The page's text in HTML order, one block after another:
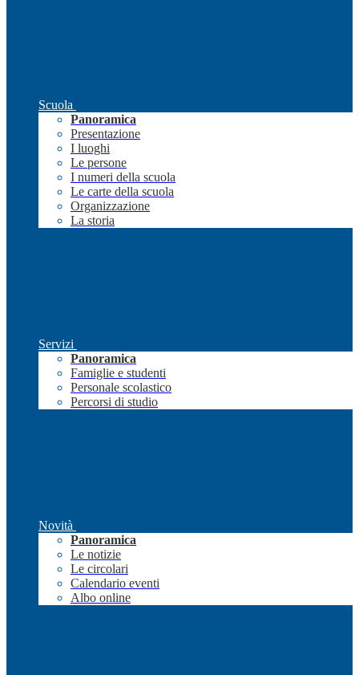
Scuola
Panoramica
Presentazione
I luoghi
Le persone
I numeri della scuola
Le carte della scuola
Organizzazione
La storia
Servizi
Panoramica
Famiglie e studenti
Personale scolastico
Percorsi di studio
Novità
Panoramica
Le notizie
Le circolari
Calendario eventi
Albo online